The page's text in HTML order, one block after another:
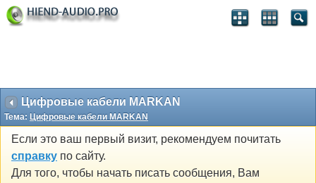
Цифровые кабели MARKAN
Тема: Цифровые кабели MARKAN
Если это ваш первый визит, рекомендуем почитать
справку по сайту.
Для того, чтобы начать писать сообщения, Вам